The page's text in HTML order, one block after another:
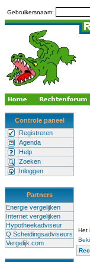
Gebruikersnaam:
Controle paneel
Registreren
Agenda
Help
Zoeken
Inloggen
Partners
Energie vergelijken
Internet vergelijken
Hypotheekadviseur
Q Scheidingsadviseurs
Vergelijk.com
Het